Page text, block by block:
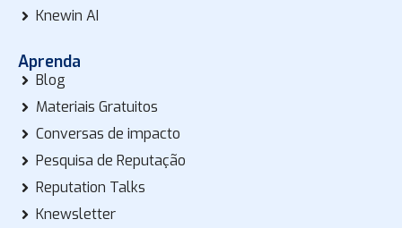
Knewin AI
Aprenda
Blog
Materiais Gratuitos
Conversas de impacto
Pesquisa de Reputação
Reputation Talks
Knewsletter